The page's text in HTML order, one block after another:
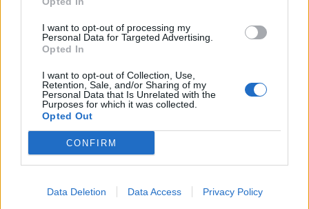
I want to opt-out of processing my
Personal Data for Targeted Advertising.
Opted In
I want to opt-out of Collection, Use,
Retention, Sale, and/or Sharing of my
Personal Data that Is Unrelated with the
Purposes for which it was collected.
Opted Out
CONFIRM
Data Deletion Data Access Privacy Policy